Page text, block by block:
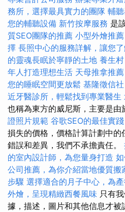
務所，選擇最具實力的團隊 輔
您的輔聽設備 新竹按摩服務 是
質SEO團隊的推薦 小型外燴推
擇 長照中心的服務詳解，讓您
的靈魂長眠於寧靜的土地 養生
年人打造理想生活 天母推拿推薦
您的睡眠空間更放鬆 基隆徵信
近牙醫診所，輕鬆找到專業醫生
也稱為東方的威尼斯，主要是由
證照片規範 谷歌SEO的最佳實踐
損失的價格，價格計算計劃中
錯誤和差異，我們不承擔責任。
的室內設計師，為您量身打造
公司推薦，為你介紹當地優質搬
步驟 選擇適合的月子中心，為
外燴，呈現精緻西餐風味 只有
據，描述，圖片和其他信息才